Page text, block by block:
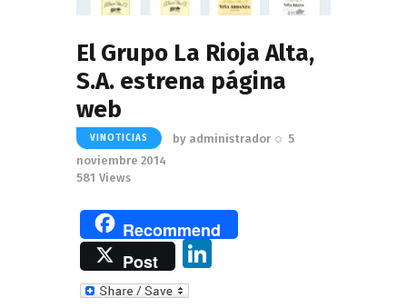
El Grupo La Rioja Alta,
S.A. estrena página
web
VINOTICIAS by administrador
5
noviembre 2014
581 Views
Recommend
Post